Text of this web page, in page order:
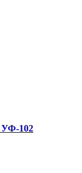
102